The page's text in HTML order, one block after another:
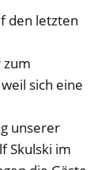
den letzten
zum
sich eine
unserer
Skulski im